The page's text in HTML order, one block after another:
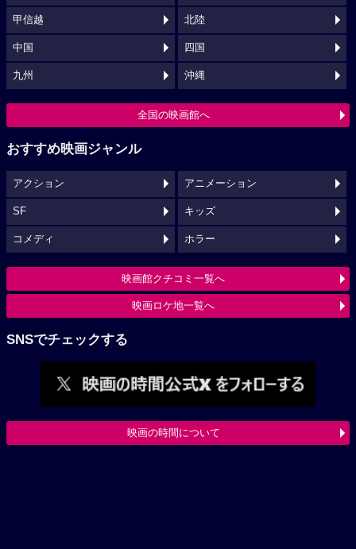
甲信越 北陸
中国 四国
九州 沖縄
全国の映画館へ
おすすめ映画ジャンル
アクション アニメーション
SF キッズ
コメディ ホラー
映画館クチコミ一覧へ
映画ロケ地一覧へ
SNSでチェックする
映画の時間について